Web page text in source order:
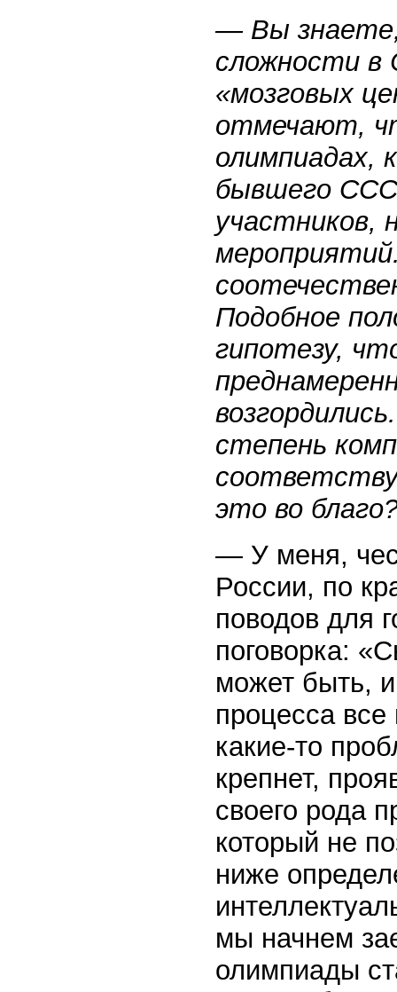
— Вы
сложности в
«мозговых
отмечают,
олимпиадах,
бывшего
участников,
Подобное
гипотезу,
степень
это во
— У меня,
России, по
поводов для
поговорка:
может быть,
процесса все
какие-то
крепнет,
своего рода
который не
ниже
мы начнем
олимпиады